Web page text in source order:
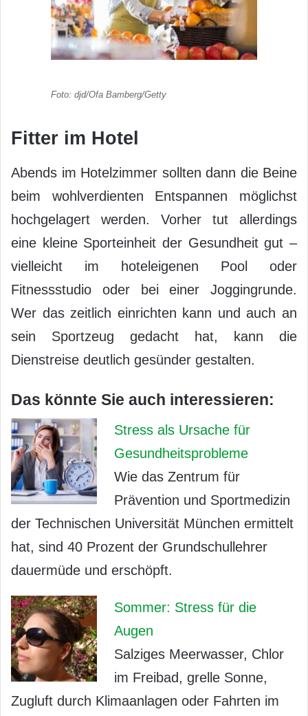
Foto: djd/Ofa Bamberg/Getty
Fitter im Hotel
Abends im Hotelzimmer sollten dann die Beine
beim wohlverdienten Entspannen möglichst
hochgelagert werden. Vorher tut allerdings
eine kleine Sporteinheit der Gesundheit gut –
vielleicht im hoteleigenen Pool oder
Fitnessstudio oder bei einer Joggingrunde.
Wer das zeitlich einrichten kann und auch an
sein Sportzeug gedacht hat, kann die
Dienstreise deutlich gesünder gestalten.
Das könnte Sie auch interessieren:
Stress als Ursache für
Gesundheitsprobleme
Wie das Zentrum für
Prävention und Sportmedizin
der Technischen Universität München ermittelt
hat, sind 40 Prozent der Grundschullehrer
dauermüde und erschöpft.
Sommer: Stress für die
Augen
Salziges Meerwasser, Chlor
im Freibad, grelle Sonne,
Zugluft durch Klimaanlagen oder Fahrten im